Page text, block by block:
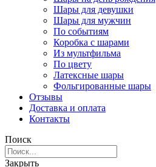
Шары для девушки
Шары для мужчин
По событиям
Коробка с шарами
Из мультфильма
По цвету
Латексные шары
Фольгированные шары
Отзывы
Доставка и оплата
Контакты
Поиск
Закрыть